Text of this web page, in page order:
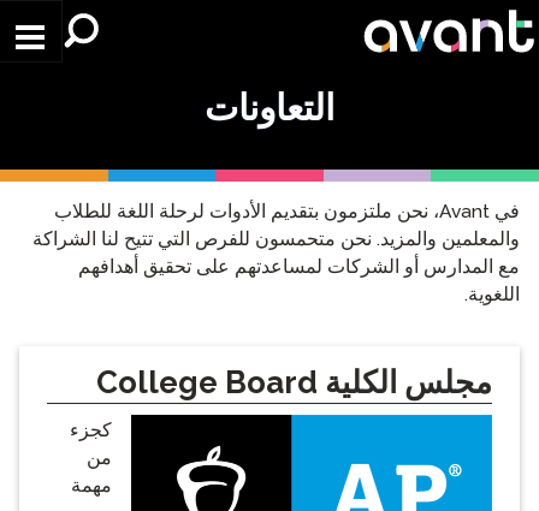
Skip to main
التعاونات
في Avant، نحن ملتزمون بتقديم الأدوات لرحلة اللغة للطلاب
والمعلمين والمزيد. نحن متحمسون للفرص التي تتيح لنا الشراكة
مع المدارس أو الشركات لمساعدتهم على تحقيق أهدافهم
اللغوية.
مجلس الكلية College Board
كجزء
من
مهمة